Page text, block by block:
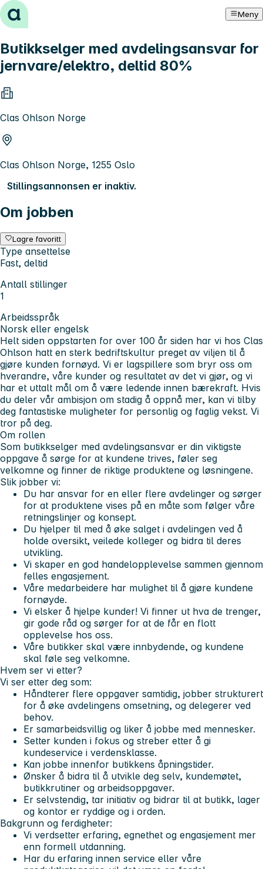
Hopp til innhold Meny
Butikkselger med avdelingsansvar for
jernvare/elektro, deltid 80%
Clas Ohlson Norge
Clas Ohlson Norge, 1255 Oslo
Stillingsannonsen er inaktiv.
Om jobben
Lagre favoritt
Type ansettelse
Fast, deltid
Antall stillinger
1
Arbeidsspråk
Norsk eller engelsk
Helt siden oppstarten for over 100 år siden har vi hos Clas
Ohlson hatt en sterk bedriftskultur preget av viljen til å
gjøre kunden fornøyd. Vi er lagspillere som bryr oss om
hverandre, våre kunder og resultatet av det vi gjør, og vi
har et uttalt mål om å være ledende innen bærekraft. Hvis
du deler vår ambisjon om stadig å oppnå mer, kan vi tilby
deg fantastiske muligheter for personlig og faglig vekst. Vi
tror på deg.
Om rollen
Som butikkselger med avdelingsansvar er din viktigste
oppgave å sørge for at kundene trives, føler seg
velkomne og finner de riktige produktene og løsningene.
Slik jobber vi:
Du har ansvar for en eller flere avdelinger og sørger
for at produktene vises på en måte som følger våre
retningslinjer og konsept.
Du hjelper til med å øke salget i avdelingen ved å
holde oversikt, veilede kolleger og bidra til deres
utvikling.
Vi skaper en god handelopplevelse sammen gjennom
felles engasjement.
Våre medarbeidere har mulighet til å gjøre kundene
fornøyde.
Vi elsker å hjelpe kunder! Vi finner ut hva de trenger,
gir gode råd og sørger for at de får en flott
opplevelse hos oss.
Våre butikker skal være innbydende, og kundene
skal føle seg velkomne.
Hvem ser vi etter?
Vi ser etter deg som:
Håndterer flere oppgaver samtidig, jobber strukturert
for å øke avdelingens omsetning, og delegerer ved
behov.
Er samarbeidsvillig og liker å jobbe med mennesker.
Setter kunden i fokus og streber etter å gi
kundeservice i verdensklasse.
Kan jobbe innenfor butikkens åpningstider.
Ønsker å bidra til å utvikle deg selv, kundemøtet,
butikkrutiner og arbeidsoppgaver.
Er selvstendig, tar initiativ og bidrar til at butikk, lager
og kontor er ryddige og i orden.
Bakgrunn og ferdigheter:
Vi verdsetter erfaring, egnethet og engasjement mer
enn formell utdanning.
Har du erfaring innen service eller våre